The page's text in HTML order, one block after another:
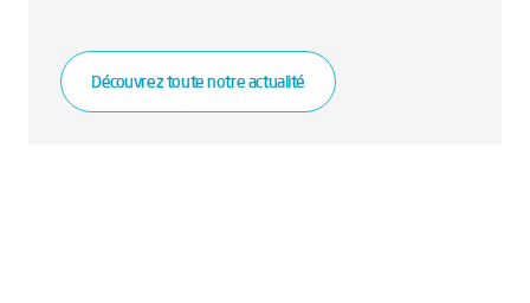
Découvrez toute notre actualité